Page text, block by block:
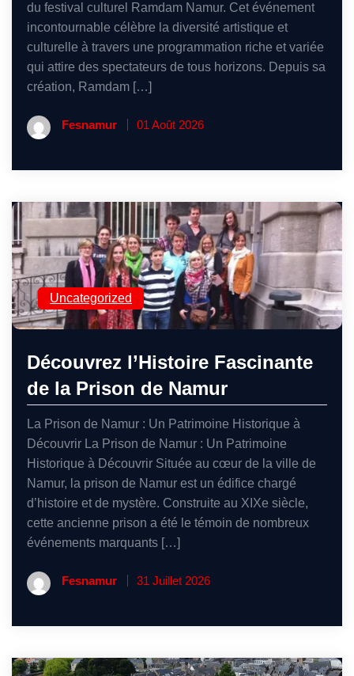
du festival culturel Ramdam Namur. Cet événement
incontournable célèbre la diversité artistique et
culturelle à travers une programmation riche et variée
qui attire des spectateurs de tous horizons. Depuis sa
création, Ramdam […]
Fesnamur 01 Août 2026
Uncategorized
Découvrez l’Histoire Fascinante
de la Prison de Namur
La Prison de Namur : Un Patrimoine Historique à
Découvrir La Prison de Namur : Un Patrimoine
Historique à Découvrir Située au cœur de la ville de
Namur, la prison de Namur est un édifice chargé
d’histoire et de mystère. Construite au XIXe siècle,
cette ancienne prison a été le témoin de nombreux
événements marquants […]
Fesnamur 31 Juillet 2026